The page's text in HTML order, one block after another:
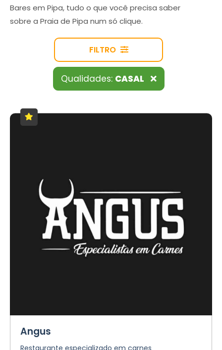
Bares em Pipa, tudo o que você precisa saber
sobre a Praia de Pipa num só clique.
FILTRO
Qualidades: CASAL
Angus
Restaurante especializado em carnes